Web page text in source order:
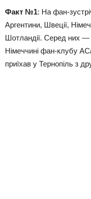
Факт №1: На фан-
Аргентини, Швеції,
Шотландії. Серед них —
Німеччині фан-клубу
приїхав у Тернопіль з